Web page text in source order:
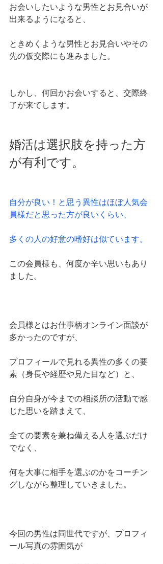
お会いしたいような男性とお見合いが
出来るようになると、
ときめくような男性とお見合いやその
先の仮交際にも進みました。
しかし、何回かお会いすると、交際終
了が来てします。
婚活は選択肢を持った方
が有利です。
自分が良い！と思う異性はほぼ人気会
員様だと思った方が良いくらい、
多くの人の好意の嗜好は似ています。
この会員様も、何度か辛い思いもあり
ました。
会員様とはお仕事柄オンライン面談が
多かったのですが、
プロフィールで見れる異性の多くの要
素（身長や経歴や見た目など）と、
自分自身が今までの相談所の活動で感
じた思いを踏まえて、
全ての要素を兼ね備える人を選ぶだけ
でなく、
何を大事に相手を選ぶのかをコーチン
グしながら整理していきました。
今回の男性は同世代ですが、プロフィ
ール写真の雰囲気が